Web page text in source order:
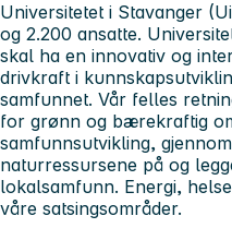
Universitetet i Stavanger
og 2.200 ansatte.
skal ha en innovativ og
drivkraft i
samfunnet. Vår felles
for grønn og bærekraftig
samfunnsutvikling,
naturressursene på og
lokalsamfunn. Energi,
våre satsingsområder.